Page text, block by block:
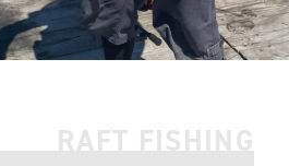
RAFT FISHING